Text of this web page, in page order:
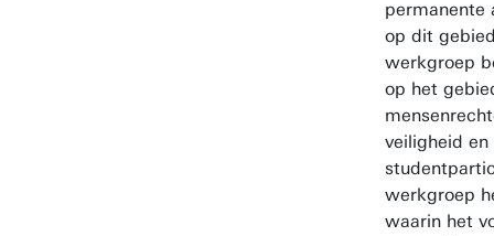
permanente
op dit
werkgroep
op het
veiligheid en
werkgroep
waarin het